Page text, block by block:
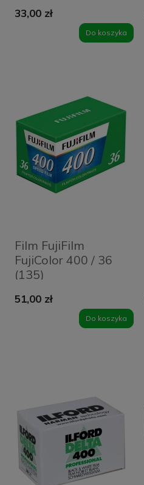
33,00 zł
Do koszyka
Film FujiFilm
FujiColor 400 / 36
(135)
51,00 zł
Do koszyka